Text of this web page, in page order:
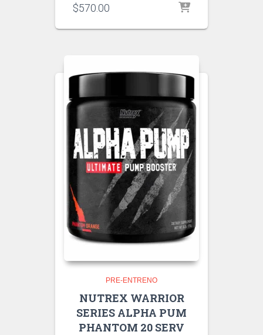
$570.00
PRE-ENTRENO
NUTREX WARRIOR
SERIES ALPHA PUM
PHANTOM 20 SERV